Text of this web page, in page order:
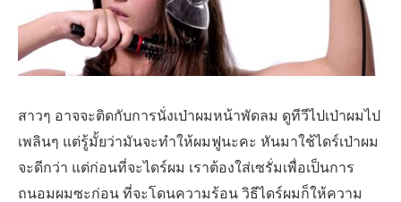
สาวๆ อาจจะติดกับการนั่งเป่าผมหน้าพัดลม ดูทีวีไปเป่าผมไป
เพลินๆ แต่รู้มั้ยว่ามันจะทำให้ผมฟูนะคะ หันมาใช้ไดร์เป่าผม
จะดีกว่า แต่ก่อนที่จะไดร์ผม เราต้องใส่เซรั่มเพื่อเป็นการ
ถนอมผมซะก่อน ที่จะโดนความร้อน วิธีไดร์ผมก็ให้ความ